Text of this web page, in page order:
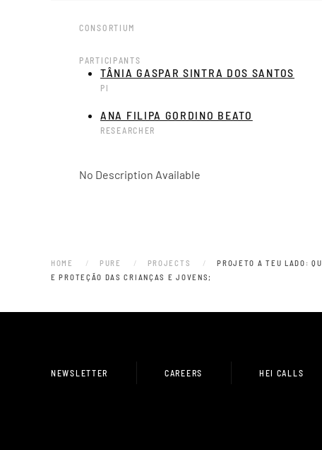
CONSORTIUM
PARTICIPANTS
TÂNIA GASPAR SINTRA DOS SANTOS
PI
ANA FILIPA GORDINO BEATO
RESEARCHER
No Description Available
HOME PURE PROJECTS
PROJETO A TEU LADO:
E PROTEÇÃO DAS CRIANÇAS E JOVENS;
NEWSLETTER CAREERS HEI CALLS